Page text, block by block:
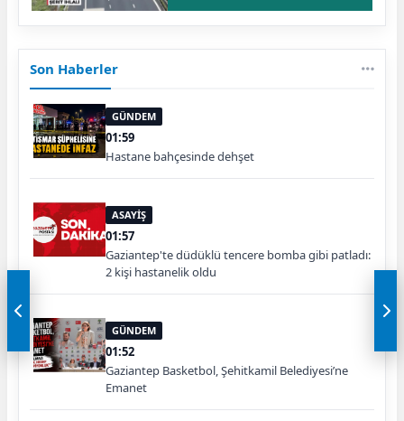
Son Haberler
GÜNDEM
01:59
Hastane bahçesinde dehşet
ASAYİŞ
01:57
Gaziantep'te düdüklü tencere bomba gibi patladı:
2 kişi hastanelik oldu
GÜNDEM
01:52
Gaziantep Basketbol, Şehitkamil Belediyesi’ne
Emanet